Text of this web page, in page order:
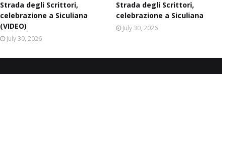
Strada degli Scrittori,
celebrazione a Siculiana
(VIDEO)
July 30, 2026
Strada degli Scrittori,
celebrazione a Siculiana
July 30, 2026